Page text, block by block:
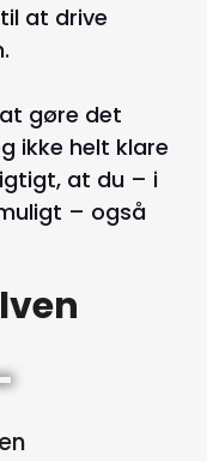
at drive
gøre det
ikke helt klare
at du – i
– også